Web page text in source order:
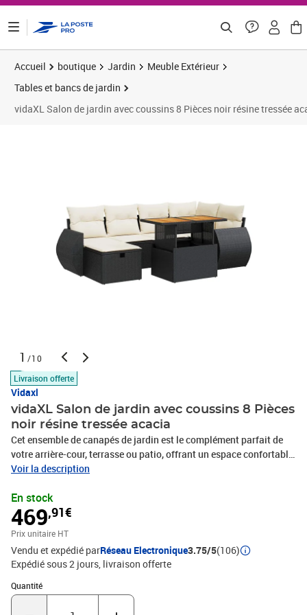
Accueil boutique Jardin
Meuble Extérieur
Tables et bancs de jardin
vidaXL Salon de jardin avec coussins 8 Pièces noir résine tressée
1 /10
Livraison offerte
Vidaxl
vidaXL Salon de jardin avec coussins 8 Pièces
noir résine tressée acacia
Cet ensemble de canapés de jardin est le complément parfait de
votre arrière-cour, terrasse ou patio, offrant un espace confortable
et accueillant pour discuter avec la famille et les amis ou
la résine tressée, également connue sous le nom de poly rotin, est
un matériau synthétique solide et nécessitant peu d'entretien qui
ressemble au rotin naturel. Elle est légère, facile à nettoyer et
couramment utilisée pour les meubles d'extérieur en raison de sa
durabilité et de ses propriétés de résistance aux
intempéries.Fonction de rangement avec sac résistant à l'eau :
chaque siège de jardin dispose d'un espace de rangement sous
l'assise, complété par un sac résistant à l'eau pour ranger les
Voir la description
En stock
469,91€
Prix unitaire HT
Vendu et expédié parRéseau Electronique3.75/5(106)
Expédié sous 2 jours livraison offerte
Quantité
Quantité : 1